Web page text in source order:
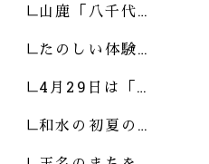
山鹿「八千代…
たのしい体験…
4月29日は「…
和水の初夏の…